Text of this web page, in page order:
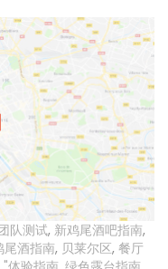
队测试, 新鸡尾酒吧指南,
尾酒指南, 贝莱尔区, 餐厅